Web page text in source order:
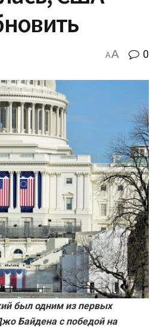
AA 0
был одним из первых
Байдена с победой на